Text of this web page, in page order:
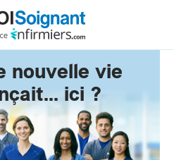
nouvelle vie
ici ?